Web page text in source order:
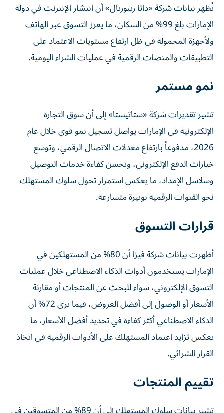
تُظهر بيانات شركة «داتا ريبورتال» أن انتشار الإنترنت في دولة
الإمارات بلغ 99% من السكان، ما يعزز التسوق عبر الهاتف
ولأجهزة المحمولة في ظل ارتفاع مستويات الاعتماد على
التطبيقات والمنصات الرقمية في عمليات الشراء اليومية.
نمو مستمر
تشير تقديرات شركة «ستاتيستا» إلى أن سوق التجارة
الإلكترونية في الإمارات يواصل تسجيل نمو قوي خلال عام
2026، مدفوعاً بارتفاع معدلات الاتصال الرقمي، وتوسع
خيارات الدفع الإلكتروني، وتحسن كفاءة خدمات التوصيل
وسلاسل الإمداد، ما يعكس استمرار تحول سلوك المستهلك
نحو القنوات الرقمية بوتيرة متسارعة.
قرارات التسوق
أظهرت بيانات شركة فيزا أن 80% من المستهلكين في
الإمارات يستخدمون أدوات الذكاء الاصطناعي خلال عمليات
التسوق الإلكتروني، سواء للبحث عن المنتجات أو مقارنة
الأسعار أو الوصول إلى أفضل العروض، فيما يرى 72% أن
الذكاء الاصطناعي أكثر كفاءة في تحديد أفضل الأسعار، ما
يعكس تزايد اعتماد المستهلك على الأدوات الرقمية في اتخاذ
القرار الشرائي.
تقييم المنتجات